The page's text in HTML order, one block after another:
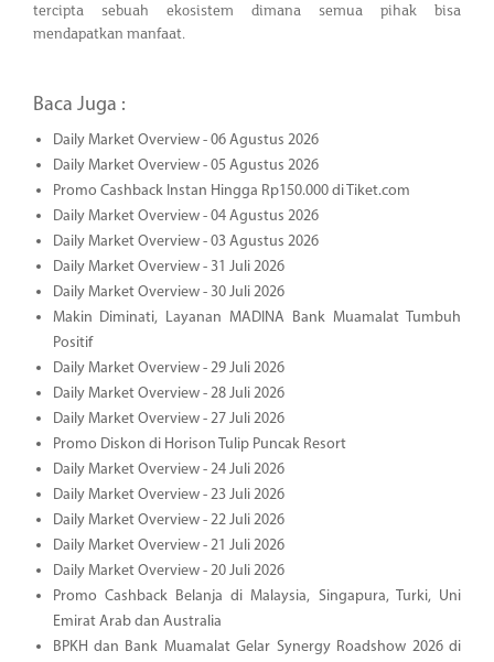
tercipta sebuah ekosistem dimana semua pihak bisa
mendapatkan manfaat.
Baca Juga :
Daily Market Overview - 06 Agustus 2026
Daily Market Overview - 05 Agustus 2026
Promo Cashback Instan Hingga Rp150.000 di Tiket.com
Daily Market Overview - 04 Agustus 2026
Daily Market Overview - 03 Agustus 2026
Daily Market Overview - 31 Juli 2026
Daily Market Overview - 30 Juli 2026
Makin Diminati, Layanan MADINA Bank Muamalat Tumbuh
Positif
Daily Market Overview - 29 Juli 2026
Daily Market Overview - 28 Juli 2026
Daily Market Overview - 27 Juli 2026
Promo Diskon di Horison Tulip Puncak Resort
Daily Market Overview - 24 Juli 2026
Daily Market Overview - 23 Juli 2026
Daily Market Overview - 22 Juli 2026
Daily Market Overview - 21 Juli 2026
Daily Market Overview - 20 Juli 2026
Promo Cashback Belanja di Malaysia, Singapura, Turki, Uni
Emirat Arab dan Australia
BPKH dan Bank Muamalat Gelar Synergy Roadshow 2026 di